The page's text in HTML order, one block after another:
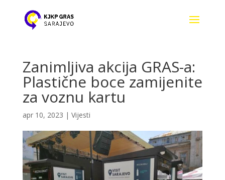
Zanimljiva akcija GRAS-a:
Plastične boce zamijenite
za voznu kartu
apr 10, 2023 | Vijesti